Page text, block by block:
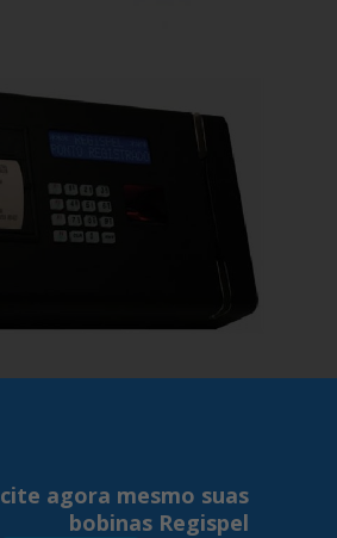
de Pontos – REP
agora mesmo suas
bobinas Regispel